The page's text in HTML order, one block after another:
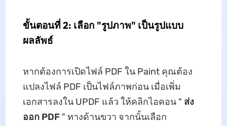
ขั้นตอนที่ 2: เลือก "รูปภาพ" เป็นรูปแบบ
ผลลัพธ์
หากต้องการเปิดไฟล์ PDF ใน Paint คุณต้อง
แปลงไฟล์ PDF เป็นไฟล์ภาพก่อน เมื่อเพิ่ม
เอกสารลงใน UPDF แล้ว ให้คลิกไอคอน " ส่ง
ออก PDF" ทางด้านขวา จากนั้นเลือก